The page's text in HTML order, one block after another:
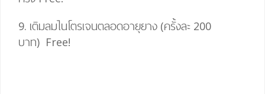
9. เติมลมไนโตรเจนตลอดอายุยาง (ครั้งละ 200
บาท) Free!